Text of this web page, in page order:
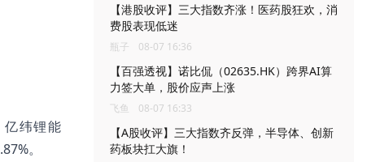
亿纬锂能
。
【港股收评】三大指数齐涨！医药股狂欢，消
费股表现低迷
瓶子 08-07 16:36
【百强透视】诺比侃（02635.HK）跨界AI算
力签大单，股价应声上涨
飞鱼 08-07 16:33
【A股收评】三大指数齐反弹，半导体、创新
药板块扛大旗！